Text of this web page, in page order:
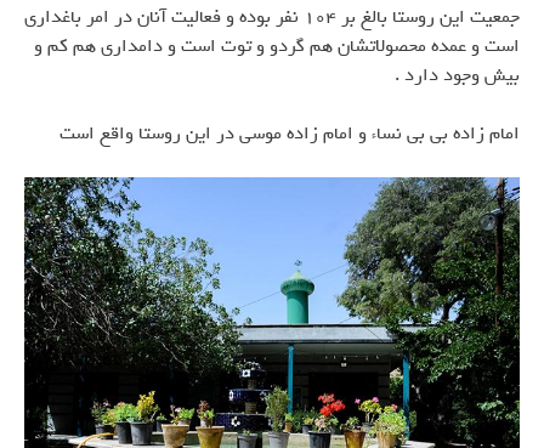
جمعیت این روستا بالغ بر ۱۰۴ نفر بوده و فعالیت آنان در امر باغداری
است و عمده محصولاتشان هم گردو و توت است و دامداری هم کم و
بیش وجود دارد .
امام زاده بی بی نساء و امام زاده موسی در این روستا واقع است